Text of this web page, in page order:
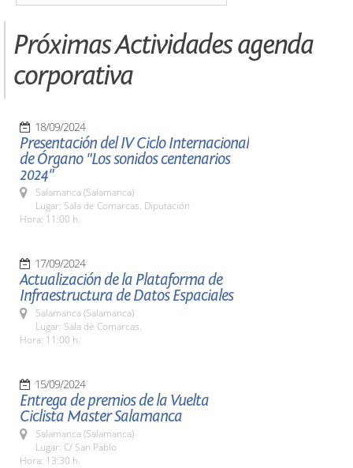
Próximas Actividades agenda
corporativa
18/09/2024
Presentación del IV Ciclo Internacional
de Órgano "Los sonidos centenarios
2024"
Salamanca (Salamanca)
Lugar: Sala de Comarcas. Diputación
Hora: 11:00 h.
17/09/2024
Actualización de la Plataforma de
Infraestructura de Datos Espaciales
Salamanca (Salamanca)
Lugar: Sala de Comarcas.
Hora: 11:00 h.
15/09/2024
Entrega de premios de la Vuelta
Ciclista Master Salamanca
Salamanca (Salamanca)
Lugar: C/ San Pablo
Hora: 13:30 h.